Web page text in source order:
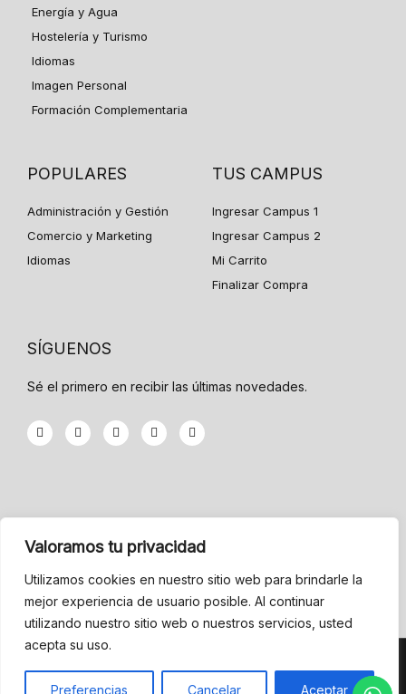
Valoramos tu privacidad
Utilizamos cookies en nuestro sitio web para brindarle la
mejor experiencia de usuario posible. Al continuar
utilizando nuestro sitio web o nuestros servicios, usted
acepta su uso.
Preferencias Cancelar Aceptar
Energía y Agua
Hostelería y Turismo
Idiomas
Imagen Personal
Formación Complementaria
POPULARES
Administración y Gestión
Comercio y Marketing
Idiomas
TUS CAMPUS
Ingresar Campus 1
Ingresar Campus 2
Mi Carrito
Finalizar Compra
SÍGUENOS
Sé el primero en recibir las últimas novedades.
F
a
c
k
f
T
w
i
G
o
o
p
u
s
g
Y
o
u
I
n
s
a
INFORMACIÓN
Menu
CEFEDE © Todos los derechos reservados.